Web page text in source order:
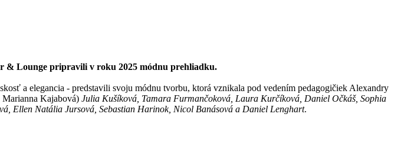
& Lounge pripravili v roku 2025 módnu prehliadku.
a elegancia - predstavili svoju módnu tvorbu, ktorá vznikala pod vedením pedagogičiek Alexandry
Marianna Kajabová) Julia Kušíková, Tamara Furmančoková, Laura Kurčíková, Daniel Očkáš, Sophia
Ellen Natália Jursová, Sebastian Harinok, Nicol Banásová a Daniel Lenghart.